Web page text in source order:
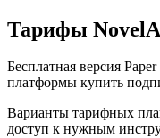
Тарифы
Бесплатная версия
платформы купить
Варианты тарифных
доступ к нужным